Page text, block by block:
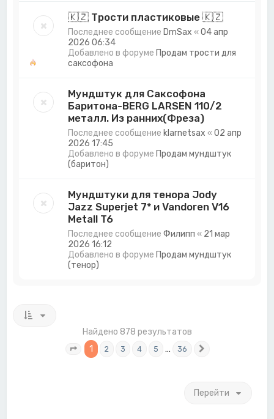
🇰🇿 Трости пластиковые 🇰🇿
Последнее сообщение DmSax «04 апр
2026 06:34
Добавлено в форуме Продам трости для
саксофона
Мундштук для Саксофона
Баритона-BERG LARSEN 110/2
металл. Из ранних(Фреза)
Последнее сообщение klarnetsax «02 апр
2026 17:45
Добавлено в форуме Продам мундштук
(баритон)
Мундштуки для тенора Jody
Jazz Superjet 7* и Vandoren V16
Metall T6
Последнее сообщениеФилипп « 21 мар
2026 16:12
Добавлено в форуме Продам мундштук
(тенор)
Найдено 878 результатов
Страница 1из 36
1 2 3 4 5 … 36
Перейти